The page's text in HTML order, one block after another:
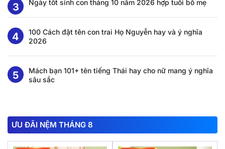
Ngày tốt sinh con tháng 10 năm 2026 hợp tuổi bố mẹ
100 Cách đặt tên con trai Họ Nguyễn hay và ý nghĩa
2026
Mách bạn 101+ tên tiếng Thái hay cho nữ mang ý nghĩa
sâu sắc
ƯU ĐÃI NỆM THÁNG 8